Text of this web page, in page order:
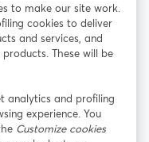
開く
(Twitter)
YouTube
LinkedIn
to make our site work.
cookies to deliver
and services, and
These will be
analytics and profiling
experience. You
Customize cookies